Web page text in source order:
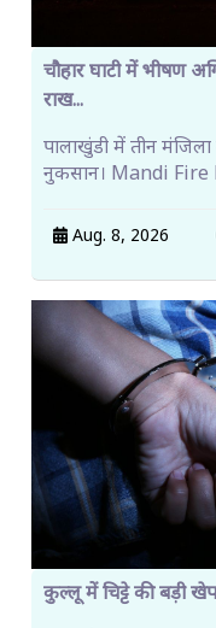
चौहार घाटी में भीषण
राख...
पालाखुंडी में तीन
नुकसान। Mandi Fire
Aug. 8, 2026
कुल्लू में चिट्टे की बड़ी